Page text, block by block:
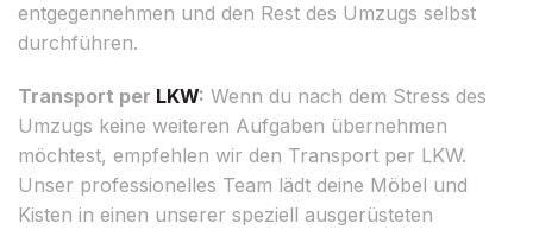
entgegennehmen und den Rest des Umzugs selbst
durchführen.
Transport per LKW: Wenn du nach dem Stress des
Umzugs keine weiteren Aufgaben übernehmen
möchtest, empfehlen wir den Transport per LKW.
Unser professionelles Team lädt deine Möbel und
Kisten in einen unserer speziell ausgerüsteten